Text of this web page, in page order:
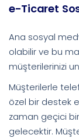
e-Ticaret
Ana sosyal
olabilir ve bu
müşterilerinizi
Müşterilerle
özel bir destek
zaman geçici
gelecektir.